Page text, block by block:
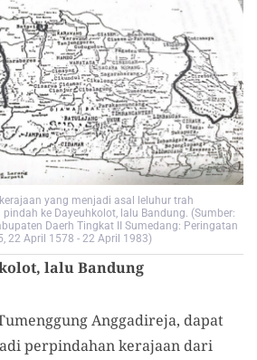
yang menjadi asal leluhur trah
ke Dayeuhkolot, lalu Bandung. (Sumber:
Daerh Tingkat II Sumedang: Peringatan
22 April 1578 - 22 April 1983)
lalu Bandung
Anggadireja, dapat
perpindahan kerajaan dari